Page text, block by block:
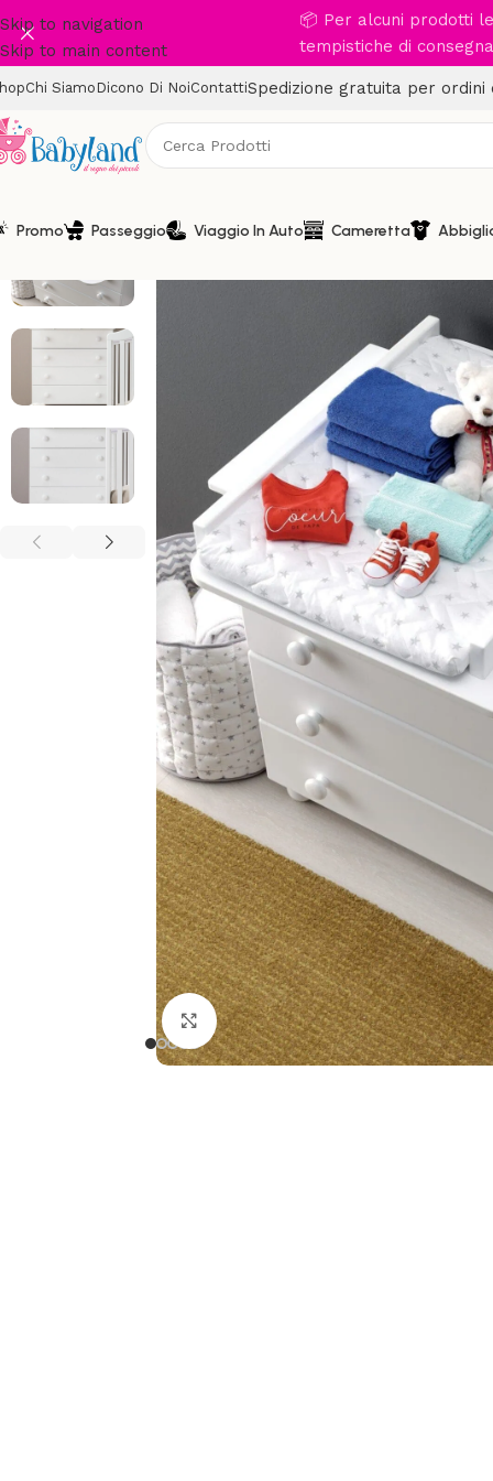
Skip to navigation
Skip to main content
📦 Per alcuni prodotti
tempistiche di
Chi Siamo Dicono Di NoiContattiSpedizione gratuita per ordini
Promo Passeggio Viaggio In Auto Cameretta
Clicca per ingrandire